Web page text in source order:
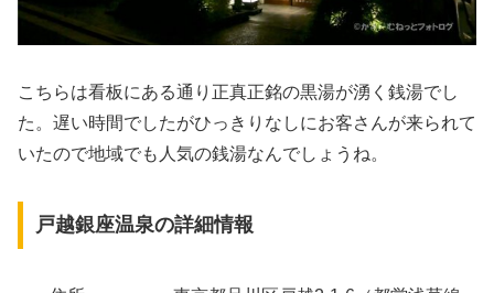
こちらは看板にある通り正真正銘の黒湯が湧く銭湯でし
た。遅い時間でしたがひっきりなしにお客さんが来られて
いたので地域でも人気の銭湯なんでしょうね。
戸越銀座温泉の詳細情報